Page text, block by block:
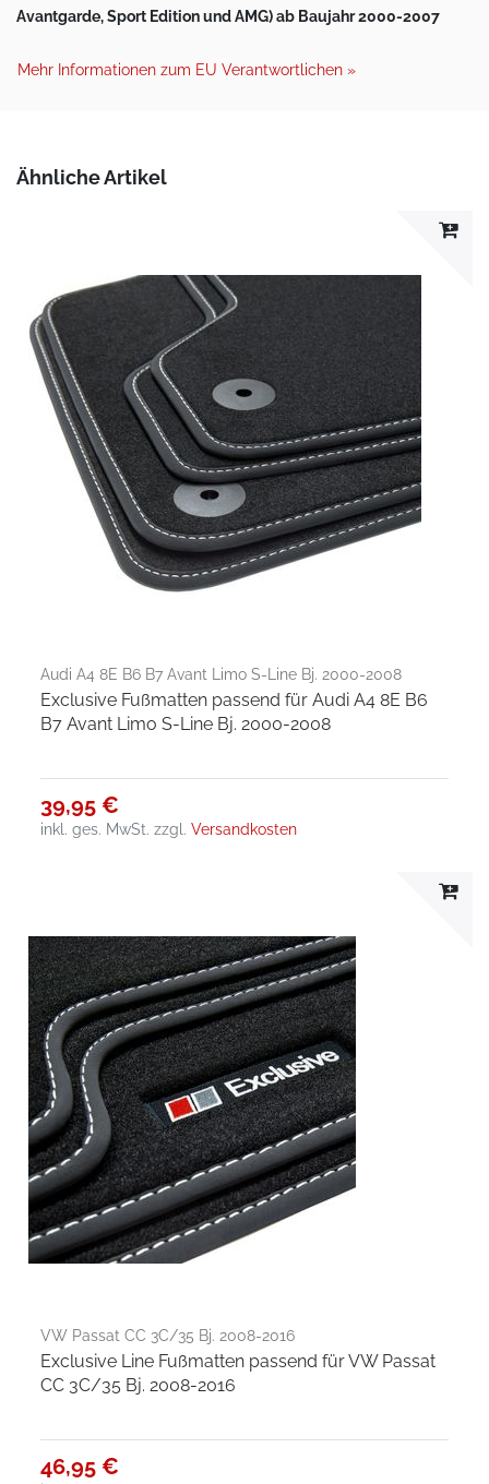
Avantgarde, Sport Edition und AMG) ab Baujahr 2000-2007
Mehr Informationen zum EU Verantwortlichen »
Ähnliche Artikel
Audi A4 8E B6 B7 Avant Limo S-Line Bj. 2000-2008
Exclusive Fußmatten passend für Audi A4 8E B6
B7 Avant Limo S-Line Bj. 2000-2008
39,95 €
inkl. ges. MwSt. zzgl.Versandkosten
VW Passat CC 3C/35 Bj. 2008-2016
Exclusive Line Fußmatten passend für VW Passat
CC 3C/35 Bj. 2008-2016
46,95 €